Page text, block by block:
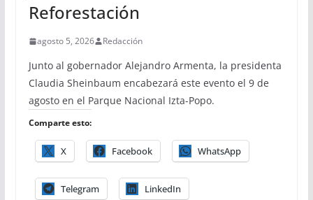
Reforestación
agosto 5, 2026 Redacción
Junto al gobernador Alejandro Armenta, la presidenta
Claudia Sheinbaum encabezará este evento el 9 de
agosto en el Parque Nacional Izta-Popo.
Comparte esto:
X Facebook WhatsApp
Telegram LinkedIn